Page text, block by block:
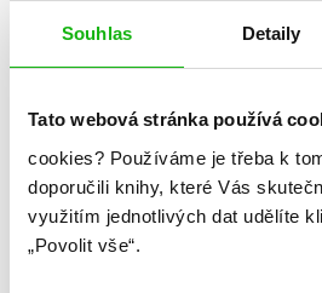
Souhlas Detaily
Tato webová stránka používá
cookies? Používáme je třeba k
doporučili knihy, které Vás
využitím jednotlivých dat udělíte
„Povolit vše“.
Mrazení
Můj život
Nástroje smrti
něcosipřej Nedej
Někdo jako ty
Neřádi
Nevítaní
Nezdolná Nikdynoc
Nocte
Noví alchymisté
Odkaz dračích jezdců